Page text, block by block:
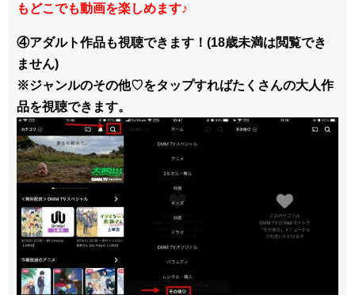
もどこでも動画を楽しめます♪
④アダルト作品も視聴できます！(18歳未満は閲覧でき
ません)
※ジャンルのその他♡をタップすればたくさんの大人作
品を視聴できます。